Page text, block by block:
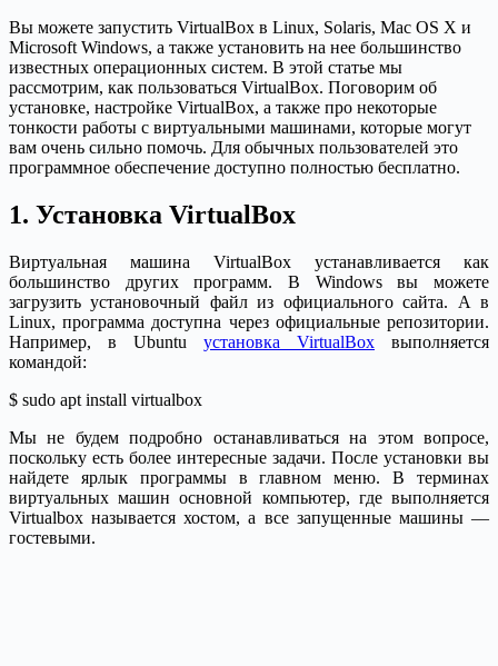
Вы можете запустить VirtualBox в Linux, Solaris, Mac OS X и
Microsoft Windows, а также установить на нее большинство
известных операционных систем. В этой статье мы
рассмотрим, как пользоваться VirtualBox. Поговорим об
установке, настройке VirtualBox, а также про некоторые
тонкости работы с виртуальными машинами, которые могут
вам очень сильно помочь. Для обычных пользователей это
программное обеспечение доступно полностью бесплатно.
1. Установка VirtualBox
Виртуальная машина VirtualBox устанавливается как
большинство других программ. В Windows вы можете
загрузить установочный файл из официального сайта. А в
Linux, программа доступна через официальные репозитории.
Например, в Ubuntu установка VirtualBox выполняется
командой:
$ sudo apt install virtualbox
Мы не будем подробно останавливаться на этом вопросе,
поскольку есть более интересные задачи. После установки вы
найдете ярлык программы в главном меню. В терминах
виртуальных машин основной компьютер, где выполняется
Virtualbox называется хостом, а все запущенные машины —
гостевыми.